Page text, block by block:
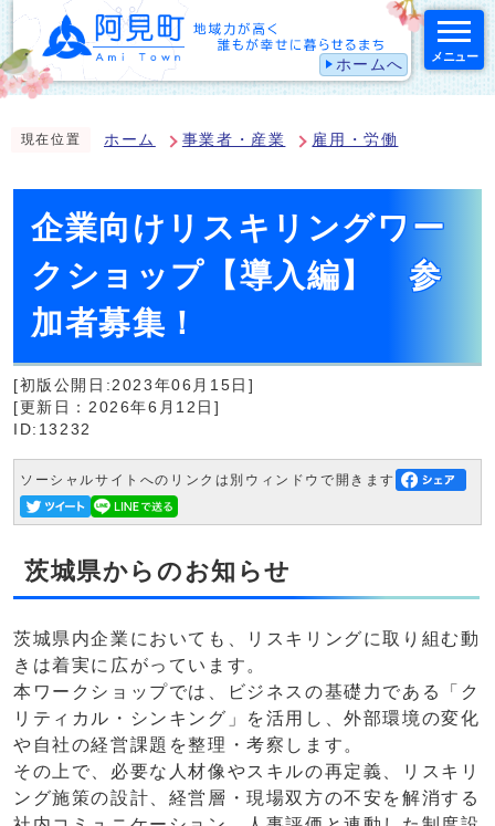
ホームへ メニュー
現在位置 ホーム 事業者・産業 雇用・労働
企業向けリスキリングワー
クショップ【導入編】 参
加者募集！
[初版公開日:2023年06月15日]
[更新日：2026年6月12日]
ID:13232
ソーシャルサイトへのリンクは別ウィンドウで開きます
茨城県からのお知らせ
茨城県内企業においても、リスキリングに取り組む動
きは着実に広がっています。
本ワークショップでは、ビジネスの基礎力である「ク
リティカル・シンキング」を活用し、外部環境の変化
や自社の経営課題を整理・考察します。
その上で、必要な人材像やスキルの再定義、リスキリ
ング施策の設計、経営層・現場双方の不安を解消する